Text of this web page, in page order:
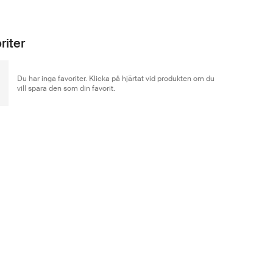
Du har inga favoriter. Klicka på hjärtat vid produkten om du
vill spara den som din favorit.